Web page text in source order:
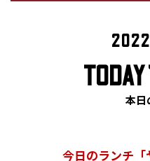
本日
今日のランチ「